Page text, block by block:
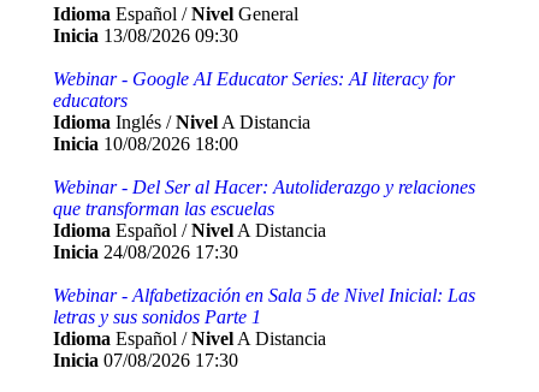
Idioma Español /Nivel General
Inicia 13/08/2026 09:30
Webinar - Google AI Educator Series: AI literacy for
educators
Idioma Inglés /Nivel A Distancia
Inicia 10/08/2026 18:00
Webinar - Del Ser al Hacer: Autoliderazgo y relaciones
que transforman las escuelas
Idioma Español /Nivel A Distancia
Inicia 24/08/2026 17:30
Webinar - Alfabetización en Sala 5 de Nivel Inicial: Las
letras y sus sonidos Parte 1
Idioma Español /Nivel A Distancia
Inicia 07/08/2026 17:30